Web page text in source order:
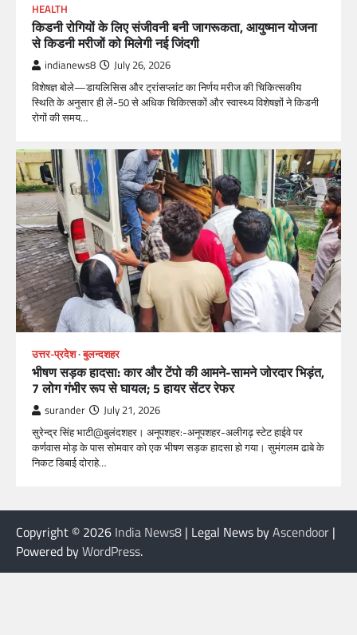
HEALTH
किडनी रोगियों के लिए संजीवनी बनी जागरूकता, आयुष्मान योजना
से किडनी मरीजों को मिलेगी नई जिंदगी
indianews8 July 26, 2026
विशेषज्ञ बोले—डायलिसिस और ट्रांसप्लांट का निर्णय मरीज की चिकित्सकीय
स्थिति के अनुसार ही लें-50 से अधिक चिकित्सकों और स्वास्थ्य विशेषज्ञों ने किडनी
रोगों की समय…
उत्तर-प्रदेश बुलन्दशहर
भीषण सड़क हादसा: कार और टेंपो की आमने-सामने जोरदार भिड़ंत,
7 लोग गंभीर रूप से घायल; 5 हायर सेंटर रेफर​
surander July 21, 2026
सुरेन्द्र सिंह भाटी@बुलंदशहर। अनूपशहर:-अनूपशहर-अलीगढ़ स्टेट हाईवे पर
कर्णवास मोड़ के पास सोमवार को एक भीषण सड़क हादसा हो गया। सुमंगलम ढाबे के
निकट डिबाई दोराहे…
Copyright © 2026 India News8 | Legal News byAscendoor |
Powered byWordPress.